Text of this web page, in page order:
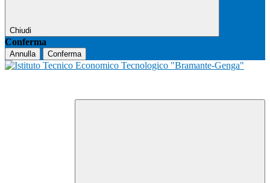
Chiudi
Conferma
Annulla Conferma